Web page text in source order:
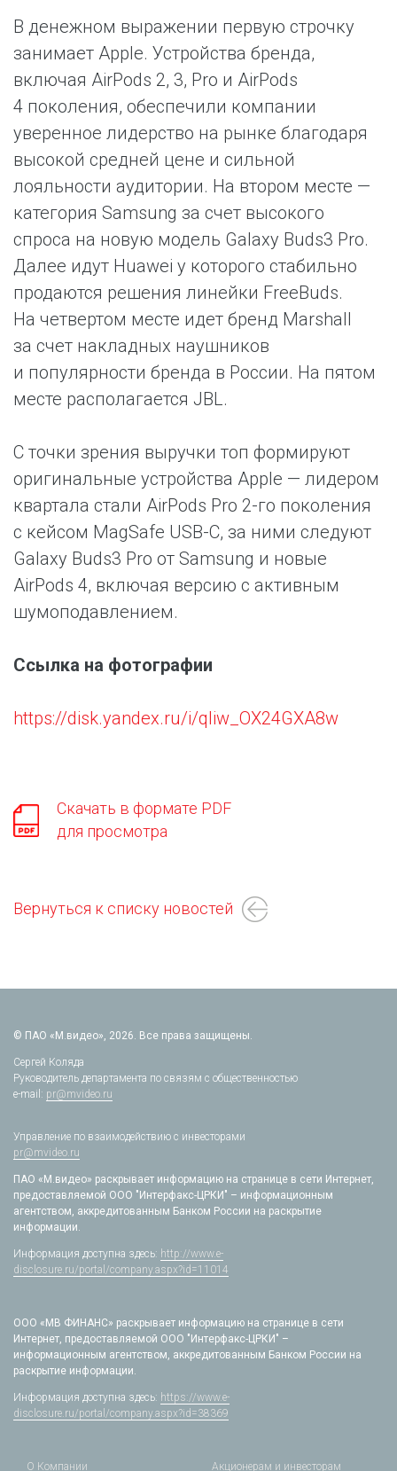
В денежном выражении первую строчку
занимает Apple. Устройства бренда,
включая AirPods 2, 3, Pro и AirPods
4 поколения, обеспечили компании
уверенное лидерство на рынке благодаря
высокой средней цене и сильной
лояльности аудитории. На втором месте —
категория Samsung за счет высокого
спроса на новую модель Galaxy Buds3 Pro.
Далее идут Huawei у которого стабильно
продаются решения линейки FreeBuds.
На четвертом месте идет бренд Marshall
за счет накладных наушников
и популярности бренда в России. На пятом
месте располагается JBL.
С точки зрения выручки топ формируют
оригинальные устройства Apple — лидером
квартала стали AirPods Pro 2-го поколения
с кейсом MagSafe USB-C, за ними следуют
Galaxy Buds3 Pro от Samsung и новые
AirPods 4, включая версию с активным
шумоподавлением.
Ссылка на фотографии
https://disk.yandex.ru/i/qliw_OX24GXA8w
Скачать в формате PDF
для просмотра
Вернуться к списку новостей
© ПАО «М.видео», 2026. Все права защищены.
Сергей Коляда
Руководитель департамента по связям с общественностью
e-mail: pr@mvideo.ru
Управление по взаимодействию с инвесторами
pr@mvideo.ru
ПАО «М.видео» раскрывает информацию на странице в сети Интернет,
предоставляемой ООО "Интерфакс-ЦРКИ" – информационным
агентством, аккредитованным Банком России на раскрытие
информации.
Информация доступна здесь: http://www.e-
disclosure.ru/portal/company.aspx?id=11014
ООО «МВ ФИНАНС» раскрывает информацию на странице в сети
Интернет, предоставляемой ООО "Интерфакс-ЦРКИ" –
информационным агентством, аккредитованным Банком России на
раскрытие информации.
Информация доступна здесь: https://www.e-
disclosure.ru/portal/company.aspx?id=38369
О Компании Акционерам и инвесторам